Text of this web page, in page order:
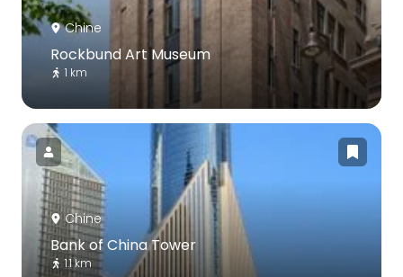
Chine
Rockbund Art Museum
1 km
Chine
Bank of China Tower
1.1 km